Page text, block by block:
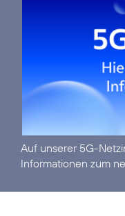
Auf unserer 5G-
Informationen zum